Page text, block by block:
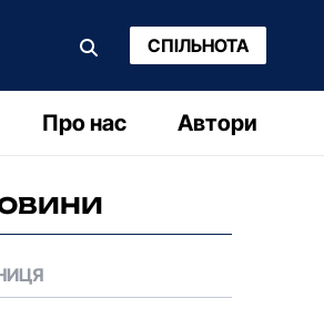
СПІЛЬНОТА
Про нас Автори